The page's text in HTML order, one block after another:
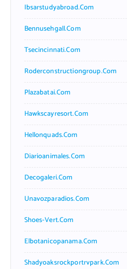
Ibsarstudyabroad.com
Bennusehgall.com
Tsecincinnati.com
Roderconstructiongroup.com
Plazabatai.com
Hawkscayresort.com
Hellonquads.com
Diarioanimales.com
Decogaleri.com
Unavozparadios.com
Shoes-Vert.com
Elbotanicopanama.com
Shadyoaksrockportrvpark.com